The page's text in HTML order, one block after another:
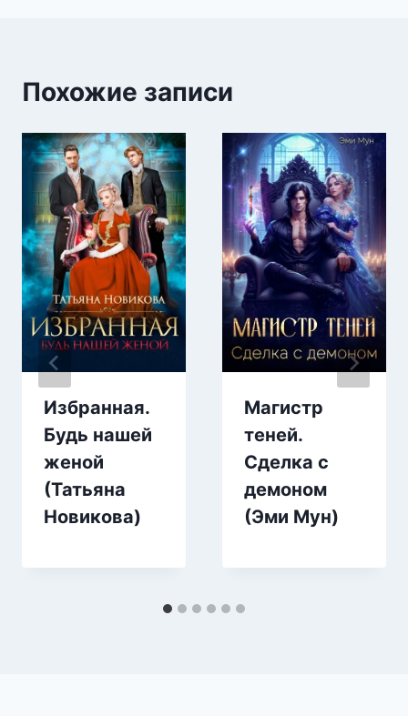
Похожие записи
Избранная.
Будь нашей
женой
(Татьяна
Новикова)
Магистр
теней.
Сделка с
демоном
(Эми Мун)